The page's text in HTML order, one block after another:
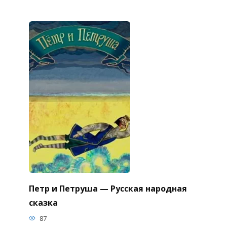
Петр и Петруша — Русская народная
сказка
87